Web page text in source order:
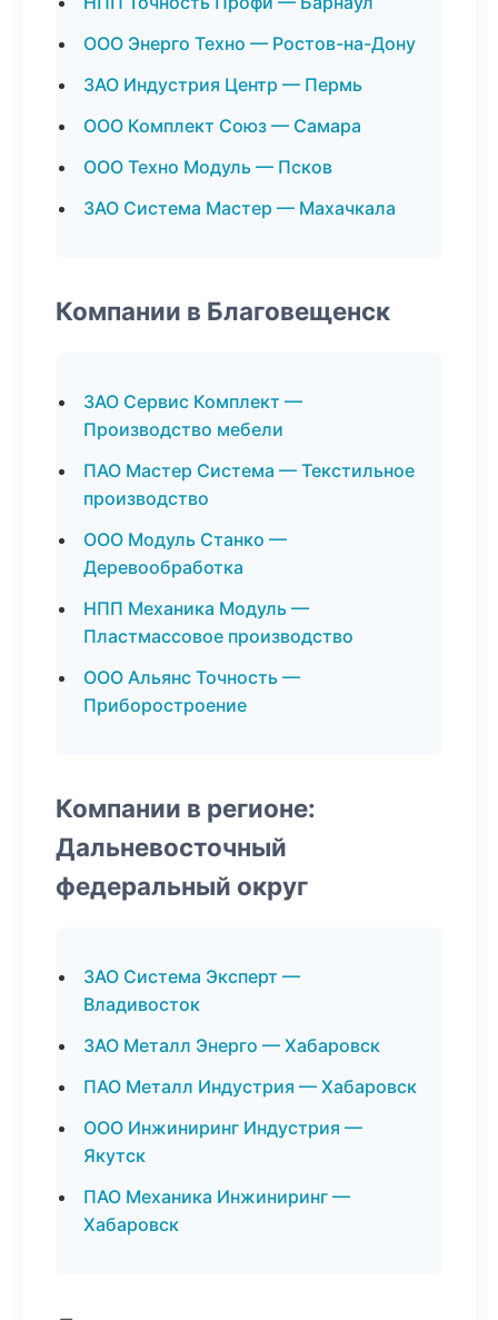
ООО Энерго Техно — Ростов-на-Дону
ЗАО Индустрия Центр — Пермь
ООО Комплект Союз — Самара
ООО Техно Модуль — Псков
ЗАО Система Мастер — Махачкала
Компании в Благовещенск
ЗАО Сервис Комплект —
Производство мебели
ПАО Мастер Система — Текстильное
производство
ООО Модуль Станко —
Деревообработка
НПП Механика Модуль —
Пластмассовое производство
ООО Альянс Точность —
Приборостроение
Компании в регионе:
Дальневосточный
федеральный округ
ЗАО Система Эксперт —
Владивосток
ЗАО Металл Энерго — Хабаровск
ПАО Металл Индустрия — Хабаровск
ООО Инжиниринг Индустрия —
Якутск
ПАО Механика Инжиниринг —
Хабаровск